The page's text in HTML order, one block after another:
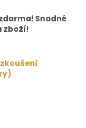
Snadné
zboží!